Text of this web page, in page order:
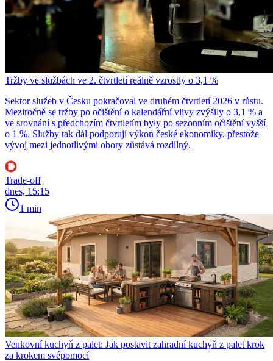
Tržby ve službách ve 2. čtvrtletí reálně vzrostly o 3,1 %
Sektor služeb v Česku pokračoval ve druhém čtvrtletí 2026 v růstu.
Meziročně se tržby po očištění o kalendářní vlivy zvýšily o 3,1 % a
ve srovnání s předchozím čtvrtletím byly po sezonním očištění vyšší
o 1 %. Služby tak dál podporují výkon české ekonomiky, přestože
vývoj mezi jednotlivými obory zůstává rozdílný.
Trade-off
dnes, 15:15
1 min
Venkovní kuchyň z palet: Jak postavit zahradní kuchyň z palet krok
za krokem svépomocí